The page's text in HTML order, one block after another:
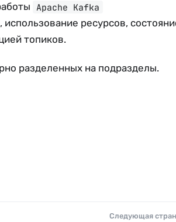
Apache Kafka
ресурсов,
топиков.
разделенных на подразделы.
Следующая